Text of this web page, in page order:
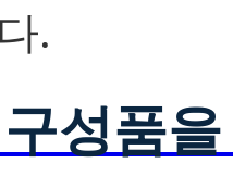
.
성품